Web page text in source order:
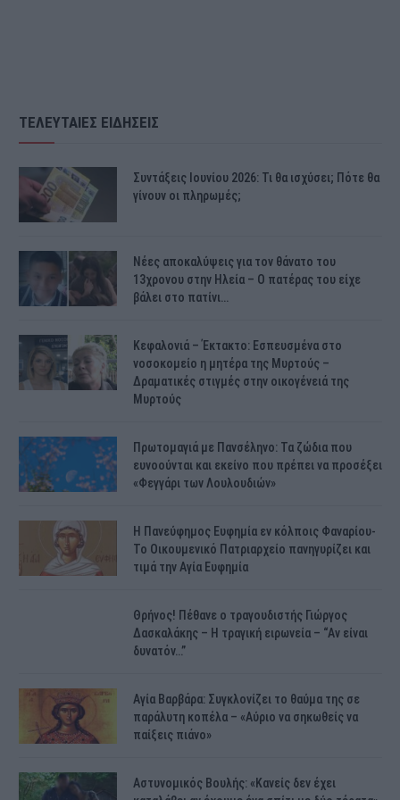
ΤΕΛΕΥΤΑΙΕΣ ΕΙΔΗΣΕΙΣ
Συντάξεις Ιουνίου 2026: Τι θα ισχύσει; Πότε θα
γίνουν οι πληρωμές;
Νέες αποκαλύψεις για τον θάνατο του
13χρονου στην Ηλεία – Ο πατέρας του είχε
βάλει στο πατίνι…
Κεφαλονιά – Έκτακτο: Εσπευσμένα στο
νοσοκομείο η μητέρα της Μυρτούς –
Δραματικές στιγμές στην οικογένειά της
Μυρτούς
Πρωτομαγιά με Πανσέληνο: Τα ζώδια που
ευνοούνται και εκείνο που πρέπει να προσέξει
«Φεγγάρι των Λουλουδιών»
H Πανεύφημος Ευφημία εν κόλποις Φαναρίου-
Το Οικουμενικό Πατριαρχείο πανηγυρίζει και
τιμά την Αγία Ευφημία
Θρήνος! Πέθανε ο τραγουδιστής Γιώργος
Δασκαλάκης – Η τραγική ειρωνεία – “Αν είναι
δυνατόν…”
Αγία Βαρβάρα: Συγκλονίζει το θαύμα της σε
παράλυτη κοπέλα – «Αύριο να σηκωθείς να
παίξεις πιάνο»
Αστυνομικός Bουλής: «Κανείς δεν έχει